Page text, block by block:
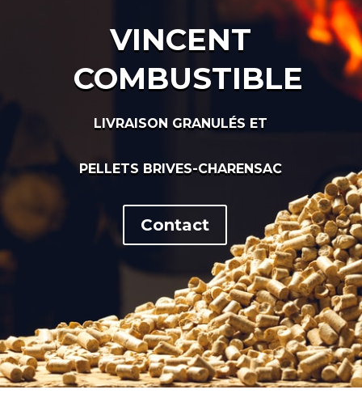
VINCENT
COMBUSTIBLE
LIVRAISON GRANULÉS ET
PELLETS BRIVES-CHARENSAC
Contact